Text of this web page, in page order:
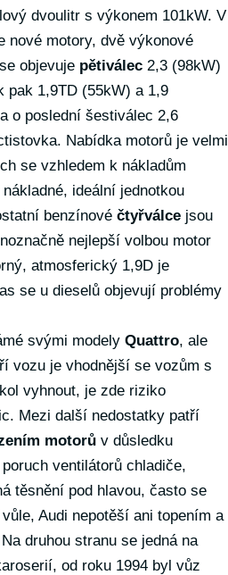
dvoulitr s výkonem 101kW. V
nové motory, dvě výkonové
objevuje pětiválec 2,3 (98kW)
pak 1,9TD (55kW) a 1,9
o poslední šestiválec 2,6
Nabídka motorů je velmi
se vzhledem k nákladům
ideální jednotkou
benzínové čtyřválce jsou
nejlepší volbou motor
atmosferický 1,9D je
se u dieselů objevují problémy
svými modely Quattro, ale
vozu je vhodnější se vozům s
vyhnout, je zde riziko
Mezi další nedostatky patří
motorů v důsledku
ventilátorů chladiče,
těsnění pod hlavou, často se
Audi nepotěší ani topením a
druhou stranu se jedná na
od roku 1994 byl vůz